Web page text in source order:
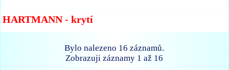
HARTMANN - krytí
Bylo nalezeno 16 záznamů.
Zobrazuji záznamy 1 až 16